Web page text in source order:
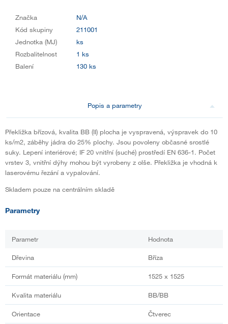
Značka
N/A
Kód skupiny
211001
Jednotka (MJ)
ks
Rozbalitelnost
1 ks
Balení
130 ks
Popis a parametry
Překližka břízová, kvalita BB (II) plocha je vyspravená, výspravek do 10
ks/m2, záběhy jádra do 25% plochy. Jsou povoleny občasné srostlé
suky. Lepení interiérové; IF 20 vnitřní (suché) prostředí EN 636-1. Počet
vrstev 3, vnitřní dýhy mohou být vyrobeny z olše. Překližka je vhodná k
laserovému řezání a vypalování.
Skladem pouze na centrálním skladě
Parametry
Parametr Hodnota
Dřevina Bříza
Formát materiálu (mm) 1525 x 1525
Kvalita materiálu BB/BB
Orientace Čtverec